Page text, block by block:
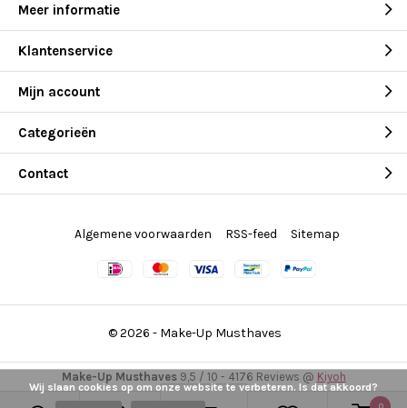
Meer informatie
Klantenservice
Mijn account
Categorieën
Contact
© 2026 - Make-Up Musthaves
Algemene voorwaarden RSS-feed Sitemap
Make-Up Musthaves9,5 / 10 - 4176 Reviews @ Kiyoh
Wij slaan cookies op om onze website te verbeteren. Is dat akkoord?